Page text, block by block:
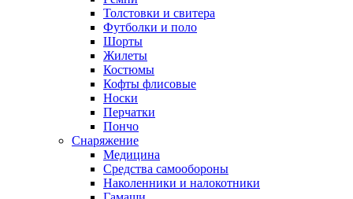
Толстовки и свитера
Футболки и поло
Шорты
Жилеты
Костюмы
Кофты флисовые
Носки
Перчатки
Пончо
Снаряжение
Медицина
Средства самообороны
Наколенники и налокотники